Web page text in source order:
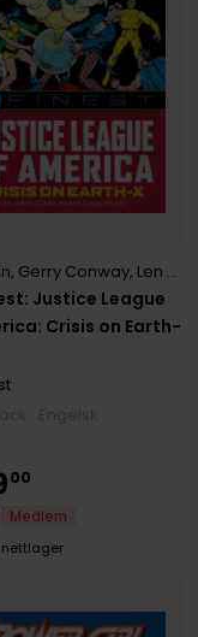
Justice League
Crisis on Earth-
, Gerry Conway, Len Wein
00
Medlem
nettlager